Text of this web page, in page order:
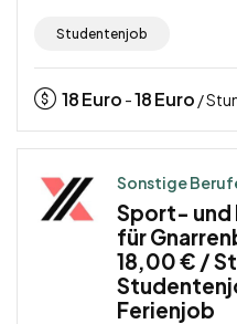
Studentenjob
18Euro -18Euro /
Sonstige
Sport- und
für
18,00 € /
Ferienjob